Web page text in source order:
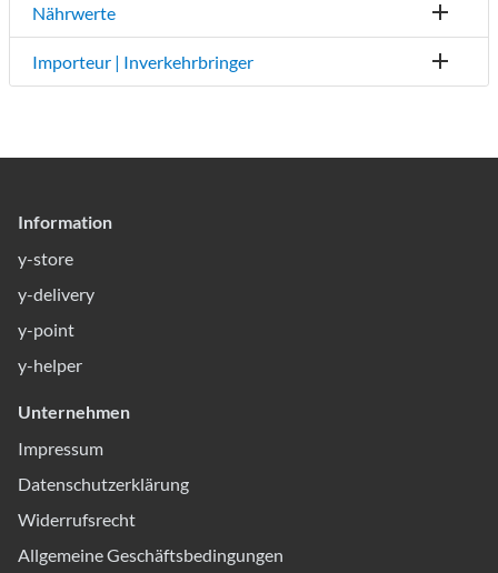
Nährwerte
Importeur | Inverkehrbringer
Information
y-store
y-delivery
y-point
y-helper
Unternehmen
Impressum
Datenschutzerklärung
Widerrufsrecht
Allgemeine Geschäftsbedingungen